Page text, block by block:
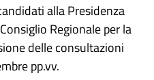
alla Presidenza
Regionale per la
delle consultazioni
pp.vv.